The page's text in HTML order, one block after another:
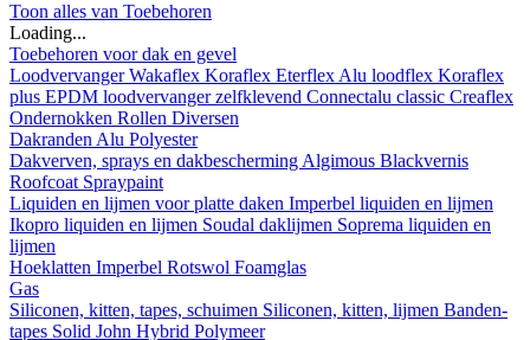
Toon alles van Toebehoren
Loading...
Toebehoren voor dak en gevel
LoodvervangerWakaflex Koraflex Eterflex Alu loodflex Koraflex
plus EPDM loodvervanger zelfklevend Connectalu classic Creaflex
Ondernokken Rollen Diversen
Dakranden Alu Polyester
Dakverven, sprays en dakbescherming Algimous Blackvernis
Roofcoat Spraypaint
Liquiden en lijmen voor platte daken Imperbel liquiden en lijmen
Ikopro liquiden en lijmen Soudal daklijmen Soprema liquiden en
lijmen
Hoeklatten Imperbel Rotswol Foamglas
Gas
Siliconen, kitten, tapes, schuimen Siliconen, kitten, lijmen Banden-
tapes Solid John Hybrid Polymeer